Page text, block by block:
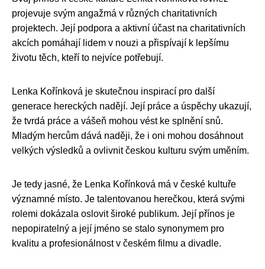
projevuje svým angažmá v různých charitativních
projektech. Její podpora a aktivní účast na charitativních
akcích pomáhají lidem v nouzi a přispívají k lepšímu
životu těch, kteří to nejvíce potřebují.
Lenka Kořínková je skutečnou inspirací pro další
generace hereckých nadějí. Její práce a úspěchy ukazují,
že tvrdá práce a vášeň mohou vést ke splnění snů.
Mladým hercům dává naději, že i oni mohou dosáhnout
velkých výsledků a ovlivnit českou kulturu svým uměním.
Je tedy jasné, že Lenka Kořínková má v české kultuře
významné místo. Je talentovanou herečkou, která svými
rolemi dokázala oslovit široké publikum. Její přínos je
nepopiratelný a její jméno se stalo synonymem pro
kvalitu a profesionálnost v českém filmu a divadle.